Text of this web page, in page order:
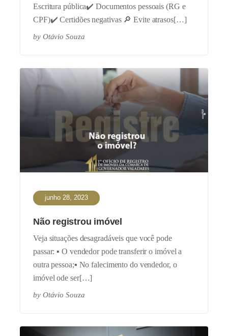
Escritura pública✔️ Documentos pessoais (RG e
CPF)✔️ Certidões negativas 🔎 Evite atrasos[…]
by Otávio Souza
junho 28, 2023
Não registrou imóvel
Veja situações desagradáveis que você pode
passar: ▪️ O vendedor pode transferir o imóvel a
outra pessoa;▪️ No falecimento do vendedor, o
imóvel ode ser[…]
by Otávio Souza